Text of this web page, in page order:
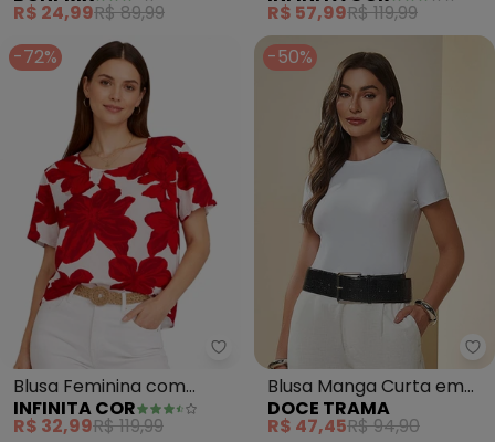
R$ 24,99R$ 89,99
(Branco)
R$ 57,99R$ 119,99
-72%
Infinita Cor - Blusa Feminina
Blusa Feminina com
Estampa Rotativa
INFINITA COR
R$ 32,99R$ 119,99
-50%
Blusa Manga Curta em
Ribana (Branco)
DOCE TRAMA
R$ 47,45R$ 94,90